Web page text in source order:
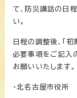
て、防災講話の日
い。
日程の調整後、「
必要事項をご記入
お願いいたします。
・北名古屋市役